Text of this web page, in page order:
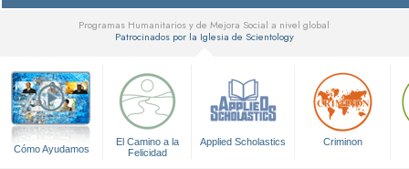
Programas Humanitarios y de Mejora Social a nivel global
Patrocinados por la Iglesia de Scientology
Cómo Ayudamos
El Camino a la
Felicidad
Applied Scholastics Criminon